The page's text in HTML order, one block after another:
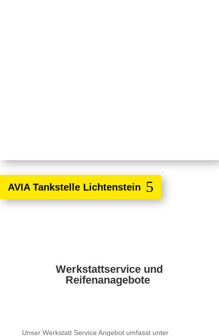
AVIA Tankstelle Lichtenstein
Werkstattservice und
Reifenanagebote
Unser Werkstatt Service Angebot umfasst unter